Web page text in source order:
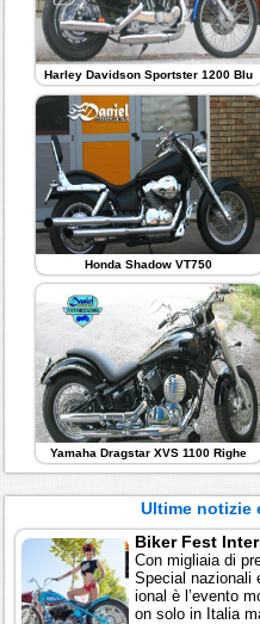
Harley Davidson Sportster 1200 Blu
Honda Shadow VT750
Yamaha Dragstar XVS 1100 Righe
Ultime notizie
Biker Fest
Con migliaia di
Special nazionali
ional è l’evento
on solo in Italia